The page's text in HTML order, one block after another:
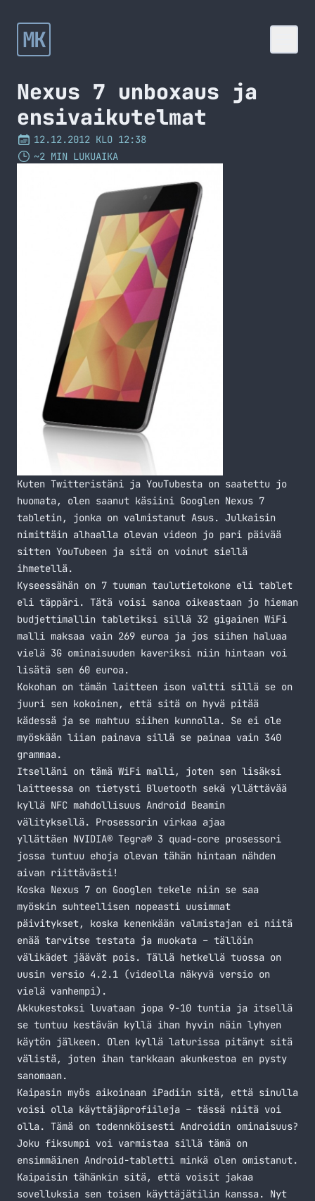
MK
Nexus 7 unboxaus ja
ensivaikutelmat
12.12.2012 KLO 12:38
~2 MIN LUKUAIKA
Kuten Twitteristäni ja YouTubesta on saatettu jo
huomata, olen saanut käsiini Googlen Nexus 7
tabletin, jonka on valmistanut Asus. Julkaisin
nimittäin alhaalla olevan videon jo pari päivää
sitten YouTubeen ja sitä on voinut siellä
ihmetellä.
Kyseessähän on 7 tuuman taulutietokone eli tablet
eli täppäri. Tätä voisi sanoa oikeastaan jo hieman
budjettimallin tabletiksi sillä 32 gigainen WiFi
malli maksaa vain 269 euroa ja jos siihen haluaa
vielä 3G ominaisuuden kaveriksi niin hintaan voi
lisätä sen 60 euroa.
Kokohan on tämän laitteen ison valtti sillä se on
juuri sen kokoinen, että sitä on hyvä pitää
kädessä ja se mahtuu siihen kunnolla. Se ei ole
myöskään liian painava sillä se painaa vain 340
grammaa.
Itselläni on tämä WiFi malli, joten sen lisäksi
laitteessa on tietysti Bluetooth sekä yllättävää
kyllä NFC mahdollisuus Android Beamin
välityksellä. Prosessorin virkaa ajaa
yllättäen NVIDIA® Tegra® 3 quad-core prosessori
jossa tuntuu ehoja olevan tähän hintaan nähden
aivan riittävästi!
Koska Nexus 7 on Googlen tekele niin se saa
myöskin suhteellisen nopeasti uusimmat
päivitykset, koska kenenkään valmistajan ei niitä
enää tarvitse testata ja muokata – tällöin
välikädet jäävät pois. Tällä hetkellä tuossa on
uusin versio 4.2.1 (videolla näkyvä versio on
vielä vanhempi).
Akkukestoksi luvataan jopa 9-10 tuntia ja itsellä
se tuntuu kestävän kyllä ihan hyvin näin lyhyen
käytön jälkeen. Olen kyllä laturissa pitänyt sitä
välistä, joten ihan tarkkaan akunkestoa en pysty
sanomaan.
Kaipasin myös aikoinaan iPadiin sitä, että sinulla
voisi olla käyttäjäprofiileja – tässä niitä voi
olla. Tämä on todennköisesti Androidin ominaisuus?
Joku fiksumpi voi varmistaa sillä tämä on
ensimmäinen Android-tabletti minkä olen omistanut.
Kaipaisin tähänkin sitä, että voisit jakaa
sovelluksia sen toisen käyttäjätilin kanssa. Nyt